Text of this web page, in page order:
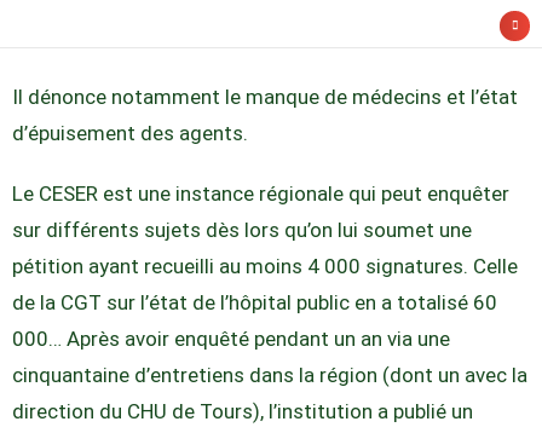
Il dénonce notamment le manque de médecins et l’état
d’épuisement des agents.
Le CESER est une instance régionale qui peut enquêter
sur différents sujets dès lors qu’on lui soumet une
pétition ayant recueilli au moins 4 000 signatures. Celle
de la CGT sur l’état de l’hôpital public en a totalisé 60
000… Après avoir enquêté pendant un an via une
cinquantaine d’entretiens dans la région (dont un avec la
direction du CHU de Tours), l’institution a publié un